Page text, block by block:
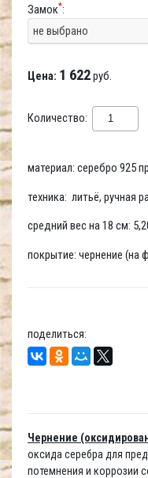
Замок*:
не выбрано
Цена: 1 622руб.
Количество:
материал: серебро 925
техника: литьё, ручная
средний вес на 18 см:
покрытие: чернение (на
поделиться:
Чернение
оксида серебра для
потемнения и коррозии